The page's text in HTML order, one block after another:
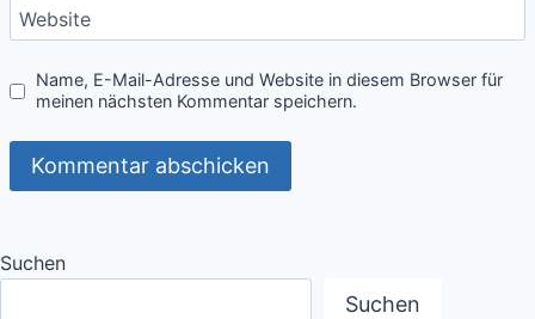
Website
Name, E-Mail-Adresse und Website in diesem Browser für
meinen nächsten Kommentar speichern.
Suchen
Suchen